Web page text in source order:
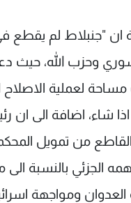
ان "جنبلاط لم يقطع
وحزب الله، حيث
لعملية الاصلاح
شاء، اضافة الى ان
من تمويل
الجزئي بالنسبة
ومواجهة